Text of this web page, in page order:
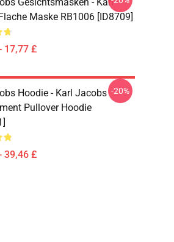
Maske RB1006 [ID8709]
17,77 £
Hoodie - Karl Jacobs
Pullover Hoodie
39,46 £
-20%